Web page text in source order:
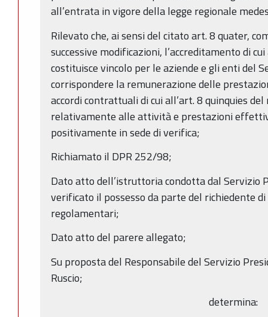
all’entrata in vigore della legge regionale
Rilevato che, ai sensi del citato art. 8 quater,
successive modificazioni, l’accreditamento di
costituisce vincolo per le aziende e gli enti del
corrispondere la remunerazione delle
accordi contrattuali di cui all’art. 8 quinquies
relativamente alle attività e prestazioni
positivamente in sede di verifica;
Richiamato il DPR 252/98;
Dato atto dell’istruttoria condotta dal Servizio
verificato il possesso da parte del richiedente
regolamentari;
Dato atto del parere allegato;
Su proposta del Responsabile del Servizio
Ruscio;
determina: